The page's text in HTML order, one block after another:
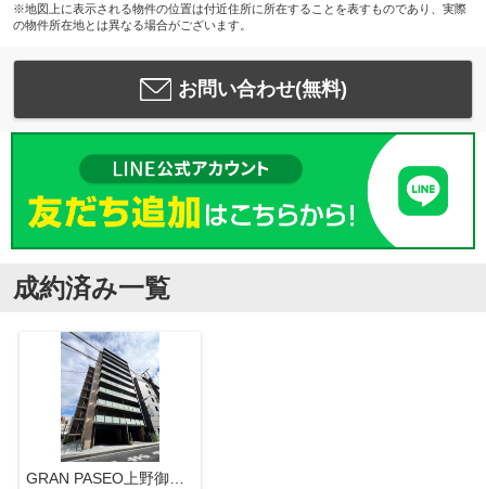
※地図上に表示される物件の位置は付近住所に所在することを表すものであり、実際
の物件所在地とは異なる場合がございます。
お問い合わせ(無料)
成約済み一覧
GRAN PASEO上野御徒町